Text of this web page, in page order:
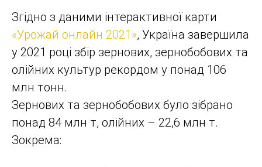
Згідно з даними інтерактивної карти
«Урожай онлайн 2021», Україна завершила
у 2021 році збір зернових, зернобобових та
олійних культур рекордом у понад 106
млн тонн.
Зернових та зернобобових було зібрано
понад 84 млн т, олійних – 22,6 млн т.
Зокрема: